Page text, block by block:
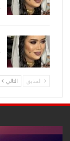
السابق التالي